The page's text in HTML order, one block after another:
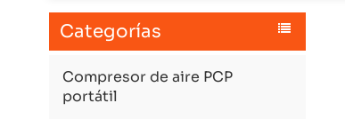
Categorías
Compresor de aire PCP
portátil